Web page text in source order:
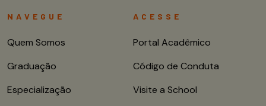
NAVEGUE
Quem Somos
Graduação
Especialização
ACESSE
Portal Acadêmico
Código de Conduta
Visite a School